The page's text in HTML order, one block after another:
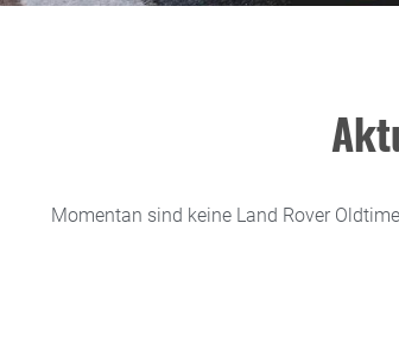
Momentan sind keine Land Rover